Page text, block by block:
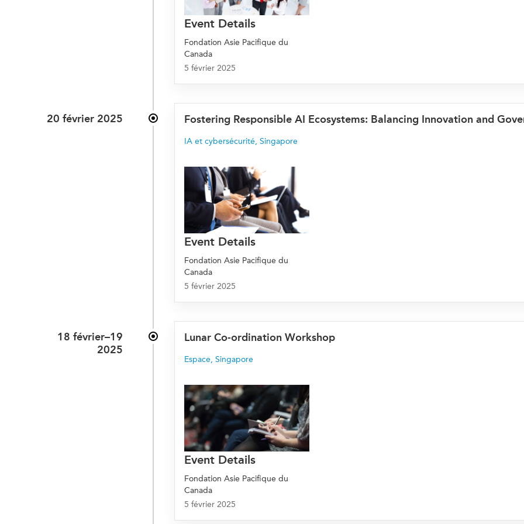
Event Details
Fondation Asie Pacifique du
Canada
5 février 2025
20 février 2025 Fostering Responsible AI Ecosystems: Balancing Innovation and
IA et cybersécurité, Singapore
Event Details
Fondation Asie Pacifique du
Canada
5 février 2025
18 février–19
2025
Lunar Co-ordination Workshop
Espace, Singapore
Event Details
Fondation Asie Pacifique du
Canada
5 février 2025